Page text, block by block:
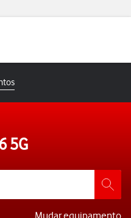
5G
Mudar equipamento